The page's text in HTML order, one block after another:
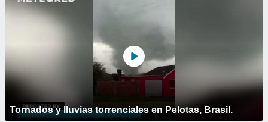
Tornados y lluvias torrenciales en Pelotas, Brasil.